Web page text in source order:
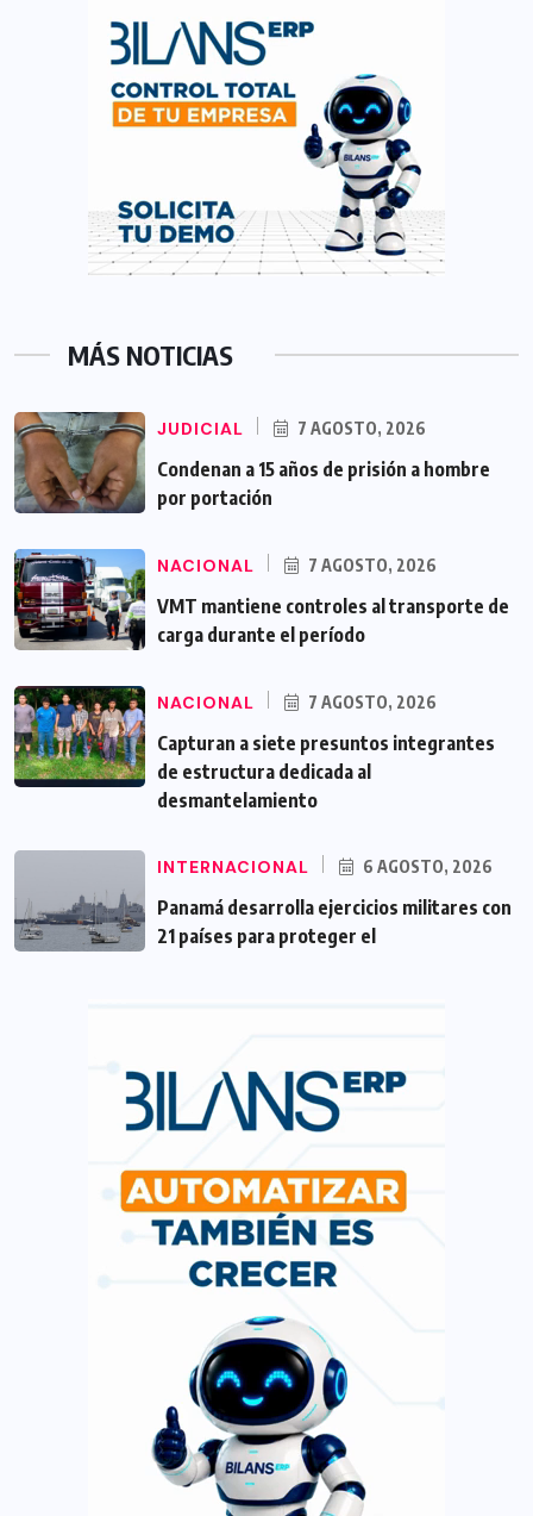
MÁS NOTICIAS
JUDICIAL 7 AGOSTO, 2026
Condenan a 15 años de prisión a hombre
por portación
NACIONAL 7 AGOSTO, 2026
VMT mantiene controles al transporte de
carga durante el período
NACIONAL 7 AGOSTO, 2026
Capturan a siete presuntos integrantes
de estructura dedicada al
desmantelamiento
INTERNACIONAL 6 AGOSTO, 2026
Panamá desarrolla ejercicios militares con
21 países para proteger el